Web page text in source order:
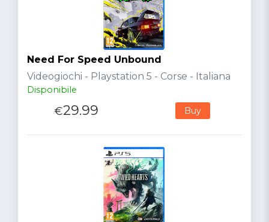
Need For Speed Unbound
Videogiochi - Playstation 5 - Corse - Italiana
Disponibile
€29.99 Buy